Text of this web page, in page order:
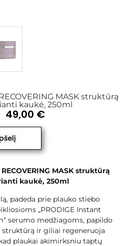
MASK struktūrą
kaukė, 250ml
RECOVERING MASK struktūrą
kaukė, 250ml
padeda prie plauko stiebo
„PRODIGE Instant
serumo medžiagoms, papildo
ir giliai regeneruoja
plaukai akimirksniu taptų
49,00 €